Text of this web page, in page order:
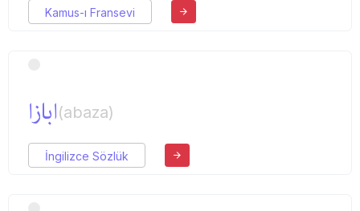
Kamus-ı Fransevi
ابازا(abaza)
İngilizce Sözlük